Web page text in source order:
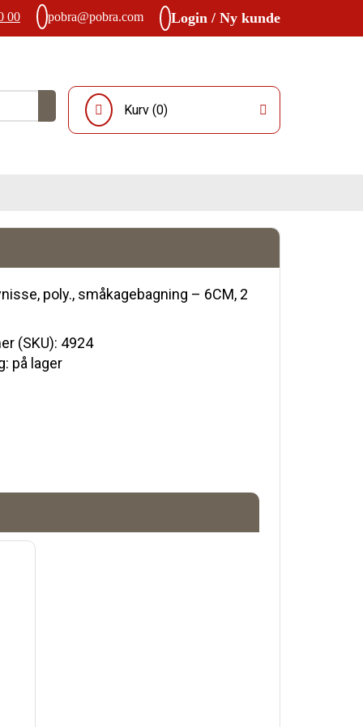
00 pobra@pobra.com Login / Ny kunde
Kurv (0)
poly., småkagebagning – 6CM, 2
(SKU): 4924
på lager